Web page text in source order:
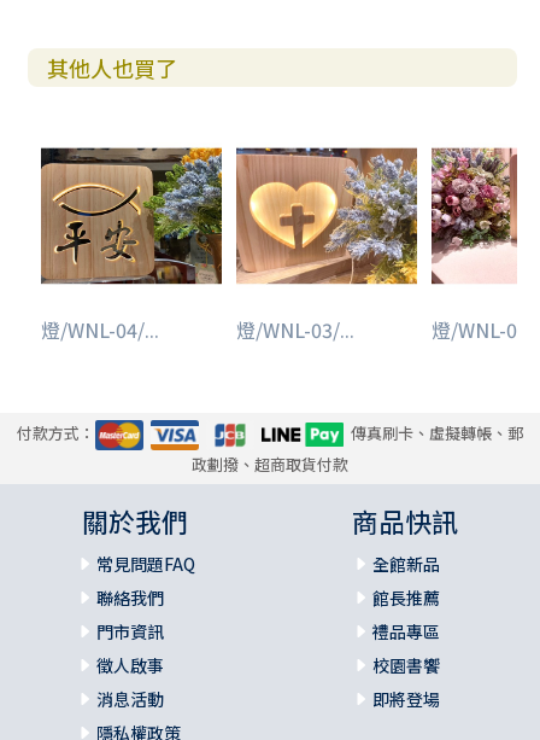
其他人也買了
燈/WNL-04/... 燈/WNL-03/... 燈/WNL-01/
付款方式：
傳真刷卡、虛擬轉帳、郵
政劃撥、超商取貨付款
關於我們
常見問題FAQ
聯絡我們
門市資訊
徵人啟事
消息活動
隱私權政策
商品快訊
全館新品
館長推薦
禮品專區
校園書饗
即將登場